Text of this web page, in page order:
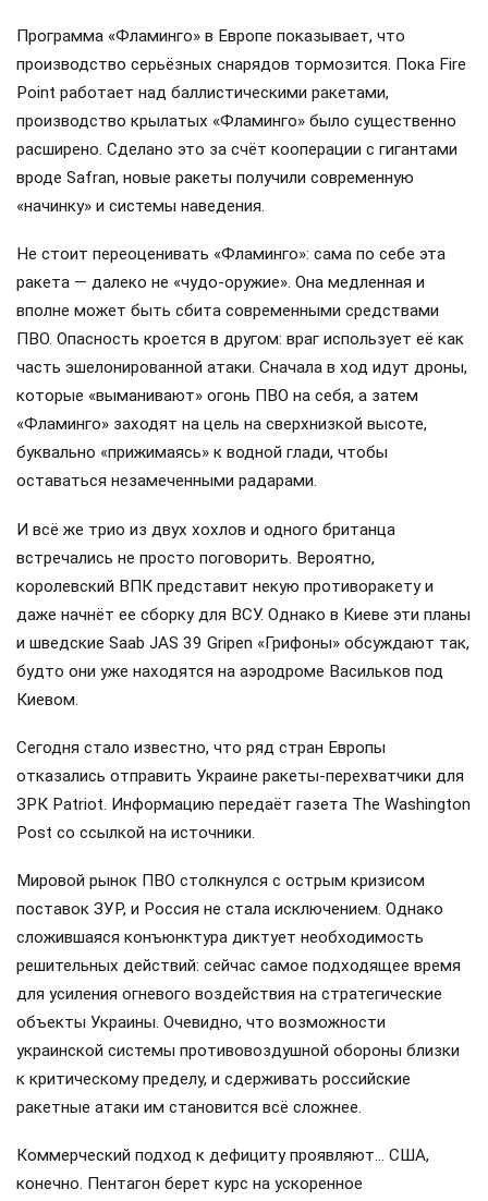
Программа «Фламинго» в Европе показывает, что
производство серьёзных снарядов тормозится. Пока Fire
Point работает над баллистическими ракетами,
производство крылатых «Фламинго» было существенно
расширено. Сделано это за счёт кооперации с гигантами
вроде Safran, новые ракеты получили современную
«начинку» и системы наведения.
Не стоит переоценивать «Фламинго»: сама по себе эта
ракета — далеко не «чудо-оружие». Она медленная и
вполне может быть сбита современными средствами
ПВО. Опасность кроется в другом: враг использует её как
часть эшелонированной атаки. Сначала в ход идут дроны,
которые «выманивают» огонь ПВО на себя, а затем
«Фламинго» заходят на цель на сверхнизкой высоте,
буквально «прижимаясь» к водной глади, чтобы
оставаться незамеченными радарами.
И всё же трио из двух хохлов и одного британца
встречались не просто поговорить. Вероятно,
королевский ВПК представит некую противоракету и
даже начнёт ее сборку для ВСУ. Однако в Киеве эти планы
и шведские Saab JAS 39 Gripen «Грифоны» обсуждают так,
будто они уже находятся на аэродроме Васильков под
Киевом.
Сегодня стало известно, что ряд стран Европы
отказались отправить Украине ракеты-перехватчики для
ЗРК Patriot. Информацию передаёт газета The Washington
Post со ссылкой на источники.
Мировой рынок ПВО столкнулся с острым кризисом
поставок ЗУР, и Россия не стала исключением. Однако
сложившаяся конъюнктура диктует необходимость
решительных действий: сейчас самое подходящее время
для усиления огневого воздействия на стратегические
объекты Украины. Очевидно, что возможности
украинской системы противовоздушной обороны близки
к критическому пределу, и сдерживать российские
ракетные атаки им становится всё сложнее.
Коммерческий подход к дефициту проявляют… США,
конечно. Пентагон берет курс на ускоренное